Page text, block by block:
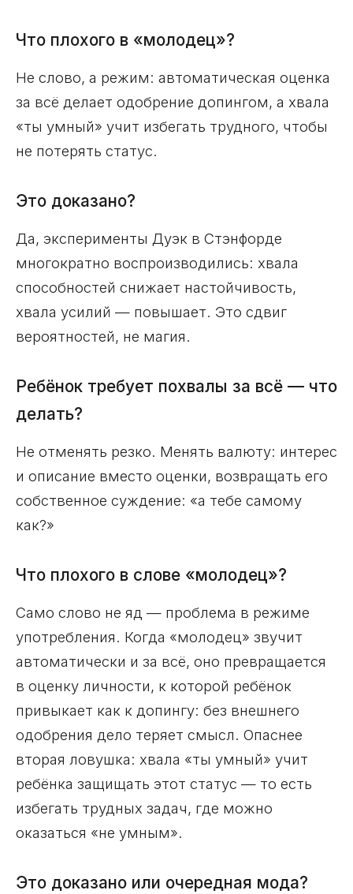
Что плохого в «молодец»?
Не слово, а режим: автоматическая оценка
за всё делает одобрение допингом, а хвала
«ты умный» учит избегать трудного, чтобы
не потерять статус.
Это доказано?
Да, эксперименты Дуэк в Стэнфорде
многократно воспроизводились: хвала
способностей снижает настойчивость,
хвала усилий — повышает. Это сдвиг
вероятностей, не магия.
Ребёнок требует похвалы за всё — что
делать?
Не отменять резко. Менять валюту: интерес
и описание вместо оценки, возвращать его
собственное суждение: «а тебе самому
как?»
Что плохого в слове «молодец»?
Само слово не яд — проблема в режиме
употребления. Когда «молодец» звучит
автоматически и за всё, оно превращается
в оценку личности, к которой ребёнок
привыкает как к допингу: без внешнего
одобрения дело теряет смысл. Опаснее
вторая ловушка: хвала «ты умный» учит
ребёнка защищать этот статус — то есть
избегать трудных задач, где можно
оказаться «не умным».
Это доказано или очередная мода?